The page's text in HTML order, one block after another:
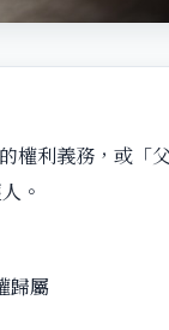
權利義務，或「父
。